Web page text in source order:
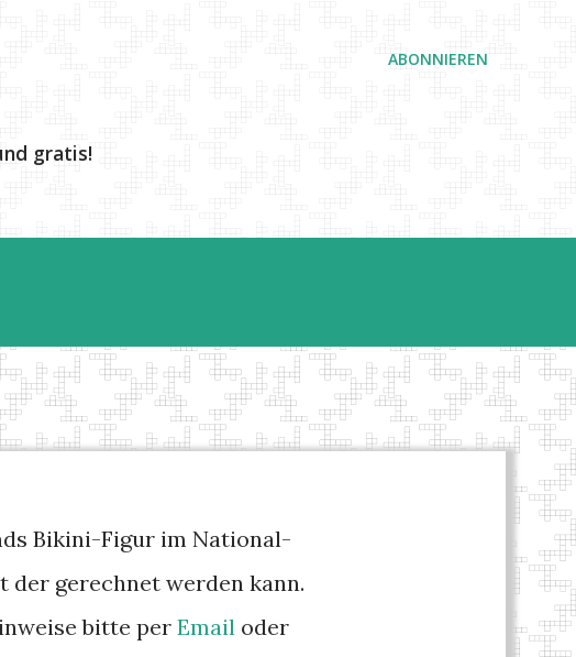
gratis!
ABONNIEREN
Bikini-Figur im National-
der gerechnet werden kann.
bitte per Email oder